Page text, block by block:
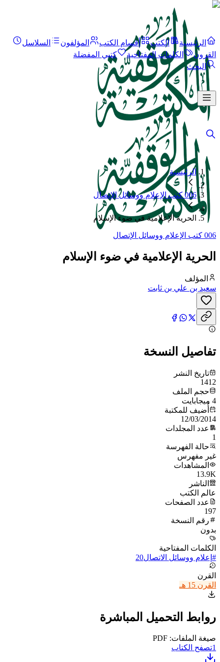
الرئيسية الكتب أقسام الكتب المؤلفون
السلاسل
القرون
الكلمات المفتاحية
كتبي المفضلة
البحث
الرئيسية
006 كتب الإعلام ووسائل الإتصال
الحرية الإعلامية في ضوء الإسلام
006 كتب الإعلام ووسائل الإتصال
الحرية الإعلامية في ضوء الإسلام
المؤلف
سعيد بن علي بن ثابت
تفاصيل النسخة
تاريخ النشر
1412
حجم الملف
4 ميجابايت
أُضيف للمكتبة
12/03/2014
عدد المجلدات
1
حالة الفهرسة
غير مفهرس
المشاهدات
13.9K
الناشر
عالم الكتب
عدد الصفحات
197
رقم النسخة
بدون
الكلمات المفتاحية
# إعلام ووسائل الاتصال20
القرن
القرن 15 هـ
روابط التحميل المباشرة
صيغة الملفات: PDF
1تصفح الكتاب